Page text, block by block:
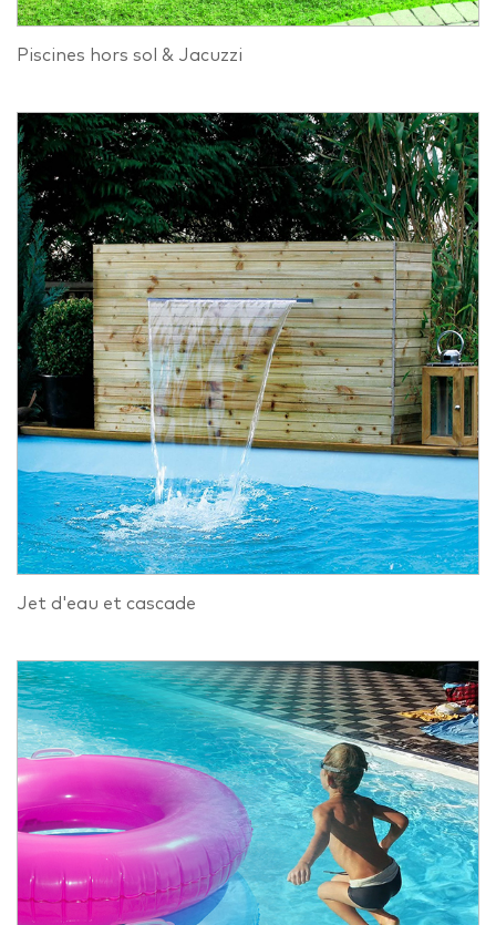
Piscines hors sol & Jacuzzi
Jet d'eau et cascade